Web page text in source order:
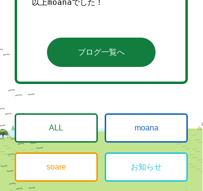
以上moanaでした！
ブログ一覧へ
ALL moana
soare お知らせ